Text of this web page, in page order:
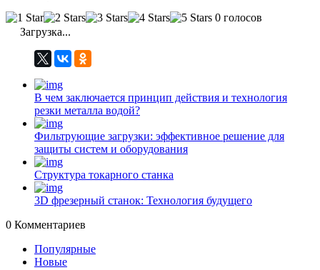
0 голосов
Загрузка...
В чем заключается принцип действия и технология
резки металла водой?
Фильтрующие загрузки: эффективное решение для
защиты систем и оборудования
Структура токарного станка
3D фрезерный станок: Технология будущего
0 Комментариев
Популярные
Новые